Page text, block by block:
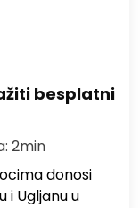
besplatni
2min
donosi
i Ugljanu u